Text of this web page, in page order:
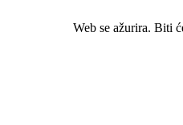
Web se ažurira. Biti